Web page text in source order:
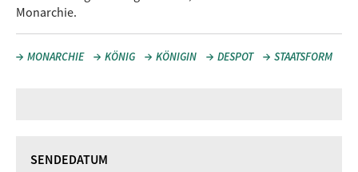
Monarchie.
MONARCHIE KÖNIG KÖNIGIN DESPOT STAATSFORM
SENDEDATUM